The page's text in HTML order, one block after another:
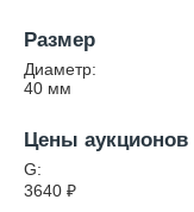
Размер
Диаметр:
40 мм
Цены аукционов
G:
3640 ₽